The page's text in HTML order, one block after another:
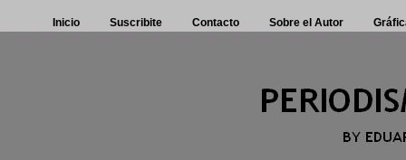
Inicio Suscribite Contacto Sobre el Autor